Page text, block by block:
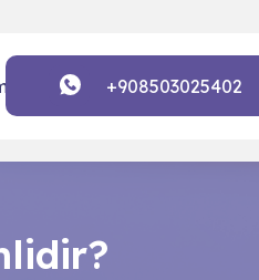
+908503025402